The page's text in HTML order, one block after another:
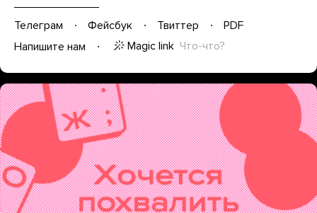
Телеграм Фейсбук Твиттер
PDF
Напишите нам
Magic link Что-что?